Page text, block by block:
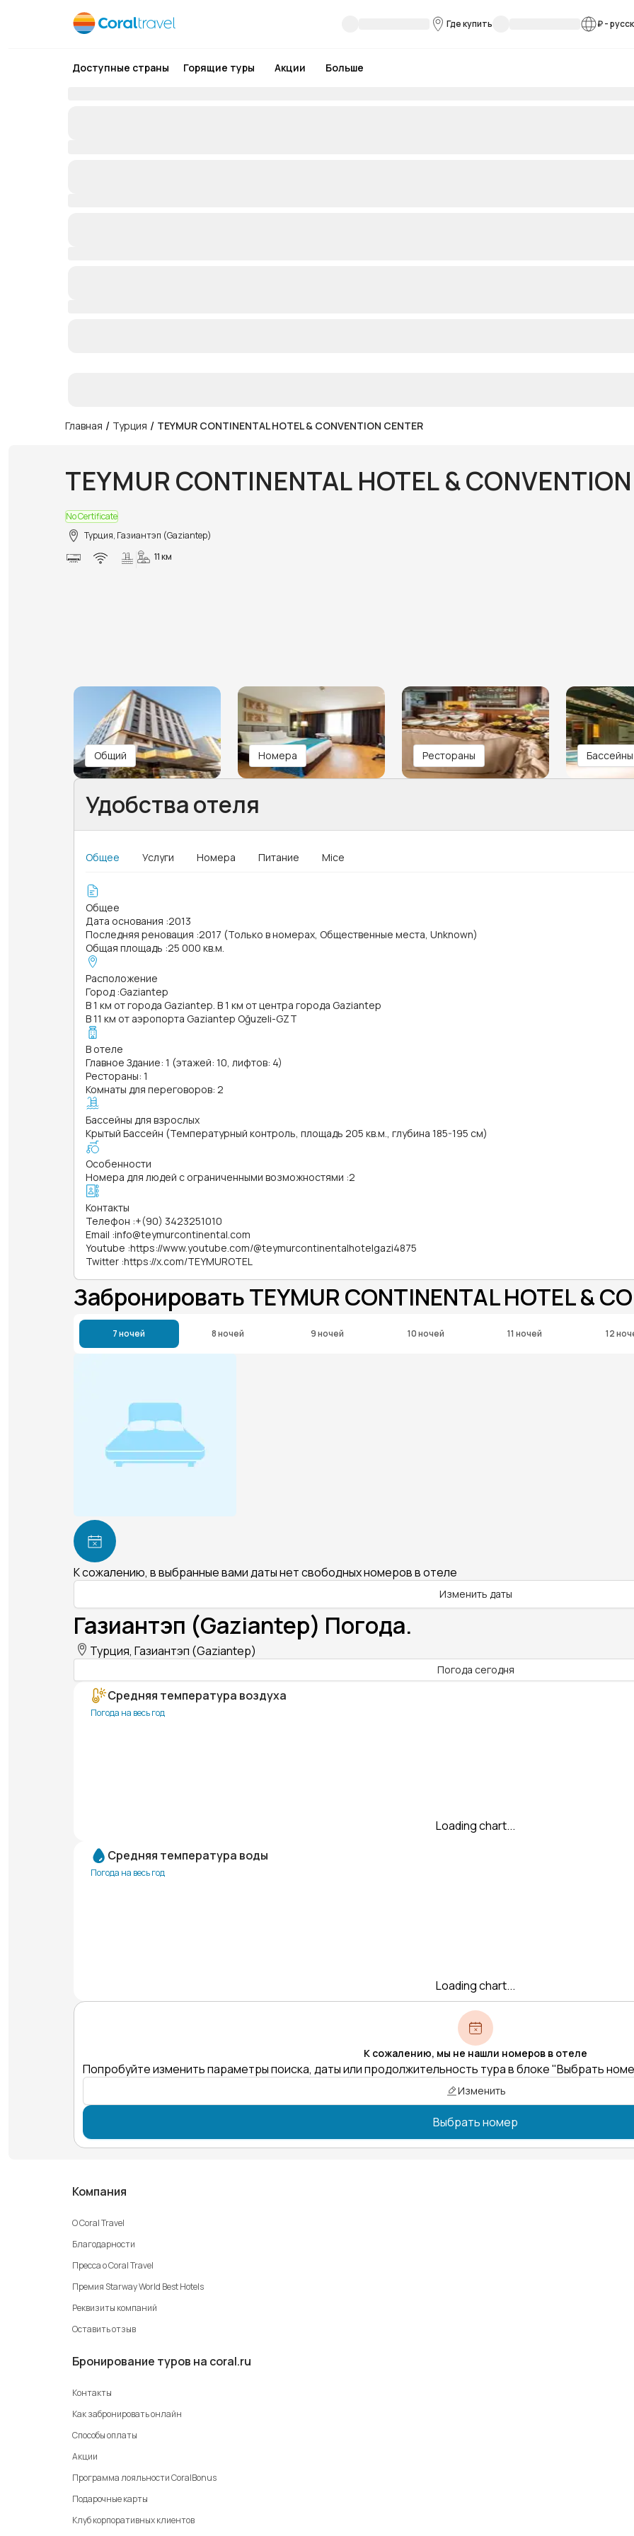
Где купить ₽-
Доступные страны Горящие туры Акции Больше
Главная / Турция / TEYMUR CONTINENTAL HOTEL & CONVENTION CENTER
TEYMUR CONTINENTAL HOTEL &
No Certificate
Турция, Газиантэп (Gaziantep)
11 км
Общий Номера Рестораны Бассейны
Удобства отеля
Общее Услуги Номера Питание Mice
Общее
Дата основания :2013
Последняя реновация :2017 (Только в номерах, Общественные места, Unknown)
Общая площадь :25 000 кв.м.
Расположение
Город :Gaziantep
В 1 км от города Gaziantep. В 1 км от центра города Gaziantep
В 11 км от аэропорта Gaziantep Oğuzeli-GZT
В отеле
Главное Здание: 1 (этажей: 10, лифтов: 4)
Рестораны: 1
Комнаты для переговоров: 2
Бассейны для взрослых
Крытый Бассейн (Температурный контроль, площадь 205 кв.м., глубина 185-195 см)
Особенности
Номера для людей с ограниченными возможностями :2
Контакты
Телефон :+(90) 3423251010
Email :info@teymurcontinental.com
Youtube :https://www.youtube.com/@teymurcontinentalhotelgazi4875
Twitter :https://x.com/TEYMUROTEL
Забронировать TEYMUR CONTINENTAL HOTEL &
7 ночей 8 ночей 9 ночей 10 ночей 11 ночей 12
К сожалению, в выбранные вами даты нет свободных номеров в отеле
Изменить даты
Газиантэп (Gaziantep) Погода.
Турция, Газиантэп (Gaziantep)
Погода сегодня
Средняя температура воздуха
Погода на весь год
Loading chart...
Средняя температура воды
Погода на весь год
Loading chart...
К сожалению, мы не нашли номеров в отеле
Попробуйте изменить параметры поиска, даты или продолжительность тура в блоке "Выбрать
Изменить
Выбрать номер
Компания
О Coral Travel
Благодарности
Пресса о Coral Travel
Премия Starway World Best Hotels
Реквизиты компаний
Оставить отзыв
Бронирование туров на coral.ru
Контакты
Как забронировать онлайн
Способы оплаты
Акции
Программа лояльности CoralBonus
Подарочные карты
Клуб корпоративных клиентов